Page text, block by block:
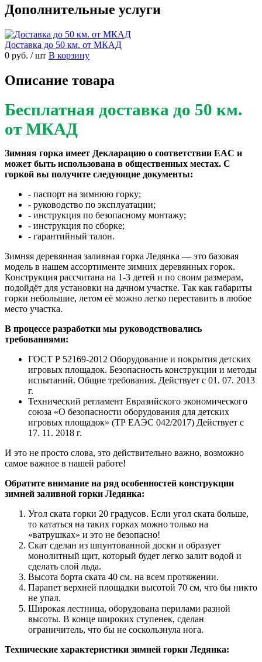
Дополнительные услуги
Доставка до 50 км. от МКАД
0 руб. / шт В корзину
Описание товара
Бесплатная доставка до 50 км.
от МКАД
Зимняя горка имеет Декларацию о соответствии EAC и
может быть использована в общественных местах. С
горкой вы получите следующие документы:
- паспорт на зимнюю горку;
- руководство по эксплуатации;
- инструкция по безопасному монтажу;
- инструкция по сборке;
- гарантийный талон.
Зимняя деревянная заливная горка Ледянка — это базовая
модель в нашем ассортименте зимних деревянных горок.
Конструкция рассчитана на 1-3 детей и по своим размерам,
подойдёт для установки на дачном участке. Так как габариты
горки небольшие, летом её можно легко переставить в любое
место участка.
В процессе разработки мы руководствовались
требованиями:
ГОСТ Р 52169-2012 Оборудование и покрытия детских
игровых площадок. Безопасность конструкции и методы
испытаний. Общие требования. Действует с 01. 07. 2013
г.
Технический регламент Евразийского экономического
союза «О безопасности оборудования для детских
игровых площадок» (ТР ЕАЭС 042/2017) Действует с
17. 11. 2018 г.
И это не просто слова, это действительно важно, возможно
самое важное в нашей работе!
Обратите внимание на ряд особенностей конструкции
зимней заливной горки Ледянка:
Угол ската горки 20 градусов. Если угол ската больше,
то кататься на таких горках можно только на
«ватрушках» и это не безопасно!
Скат сделан из шпунтованной доски и образует
монолитный щит, который будет легко залит водой и
сделать слой льда.
Высота борта ската 40 см. на всем протяжении.
Парапет верхней площадки высотой 70 см, что бы никто
не упал.
Широкая лестница, оборудована перилами разной
высоты. В конце широких ступенек, сделан
ограничитель, что бы не соскользнула нога.
Технические характеристики зимней горки Ледянка: